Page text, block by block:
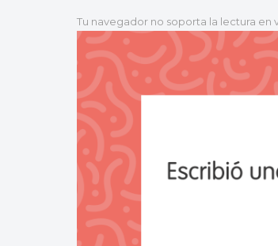
Tu navegador no soporta la lectura en